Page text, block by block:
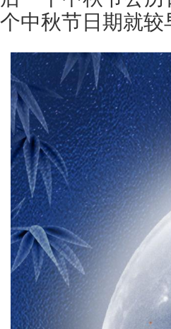
个中秋节日期就较